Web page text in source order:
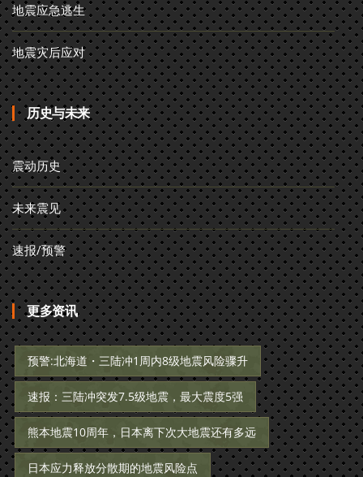
地震应急逃生
地震灾后应对
历史与未来
震动历史
未来震见
速报/预警
更多资讯
预警:北海道・三陆冲1周内8级地震风险骤升
速报：三陆冲突发7.5级地震，最大震度5强
熊本地震10周年，日本离下次大地震还有多远
日本应力释放分散期的地震风险点